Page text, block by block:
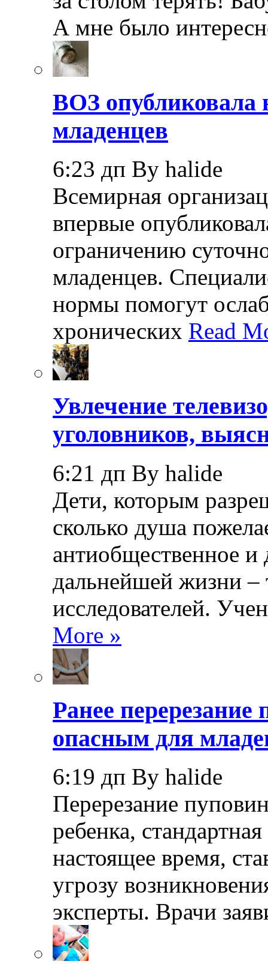
А мне было
ВОЗ опубликовала
младенцев
6:23 дп By halide
Всемирная
впервые
ограничению
младенцев.
нормы помогут
хронических Read
Увлечение
уголовников,
6:21 дп By halide
Дети, которым
сколько душа
антиобщественное и
дальнейшей жизни –
исследователей.
More »
Ранее
опасным для
6:19 дп By halide
Перерезание
ребенка,
настоящее время,
угрозу
эксперты. Врачи